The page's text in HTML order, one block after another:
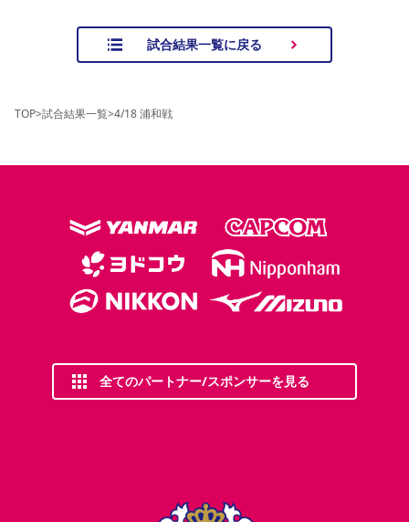
試合結果一覧に戻る
TOP>試合結果一覧>4/18 浦和戦
全てのパートナー/スポンサーを見る